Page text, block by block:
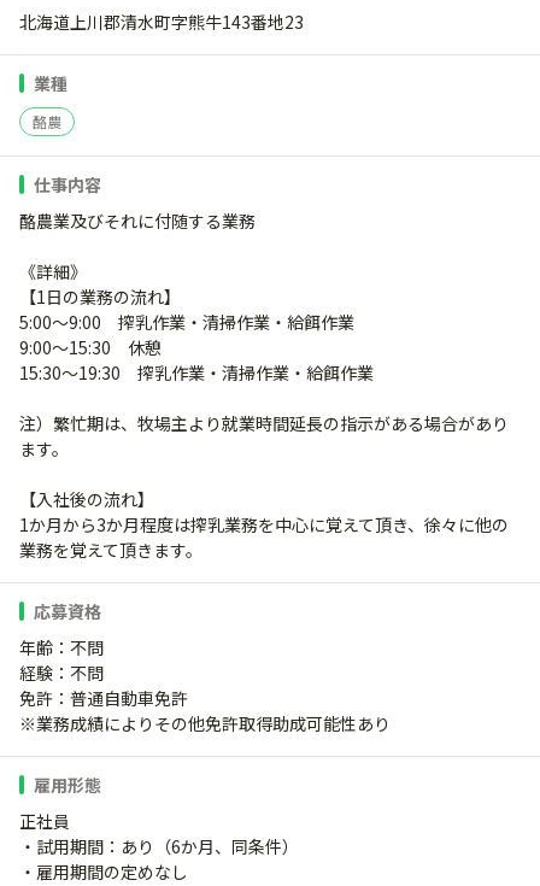
北海道上川郡清水町字熊牛143番地23
業種
酪農
仕事内容
酪農業及びそれに付随する業務
《詳細》
【1日の業務の流れ】
5:00～9:00 搾乳作業・清掃作業・給餌作業
9:00～15:30 休憩
15:30～19:30 搾乳作業・清掃作業・給餌作業
注）繁忙期は、牧場主より就業時間延長の指示がある場合があり
ます。
【入社後の流れ】
1か月から3か月程度は搾乳業務を中心に覚えて頂き、徐々に他の
業務を覚えて頂きます。
応募資格
年齢：不問
経験：不問
免許：普通自動車免許
※業務成績によりその他免許取得助成可能性あり
雇用形態
正社員
・試用期間：あり（6か月、同条件）
・雇用期間の定めなし